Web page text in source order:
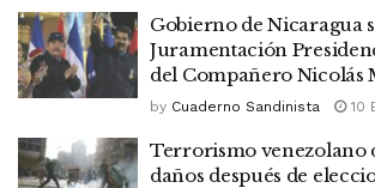
Gobierno de Nicaragua
Juramentación
del Compañero Nicolás
by Cuaderno Sandinista 10
Terrorismo venezolano
daños después de